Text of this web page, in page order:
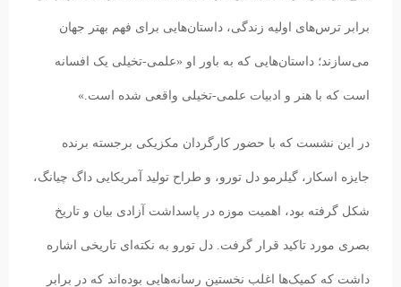
برابر ترس‌های اولیه زندگی، داستان‌هایی برای فهم بهتر جهان
می‌سازند؛ داستان‌هایی که به باور او «علمی-تخیلی یک افسانه
است که با هنر و ادبیات علمی-تخیلی واقعی شده است.»
در این نشست که با حضور کارگردان مکزیکی برجسته برنده
جایزه اسکار، گیلرمو دل تورو، و طراح تولید آمریکایی داگ چیانگ،
شکل گرفته بود، اهمیت موزه در پاسداشت آزادی بیان و تاریخ
بصری مورد تاکید قرار گرفت. دل تورو به نکته‌ای تاریخی اشاره
داشت که کمیک‌ها اغلب نخستین رسانه‌هایی بوده‌اند که در برابر